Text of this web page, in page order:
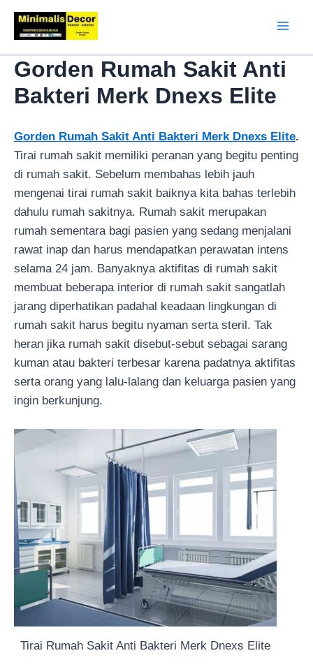
Lewati
Gorden Rumah Sakit Anti
Bakteri Merk Dnexs Elite
Gorden Rumah Sakit Anti Bakteri Merk Dnexs Elite.
Tirai rumah sakit memiliki peranan yang begitu penting
di rumah sakit. Sebelum membahas lebih jauh
mengenai tirai rumah sakit baiknya kita bahas terlebih
dahulu rumah sakitnya. Rumah sakit merupakan
rumah sementara bagi pasien yang sedang menjalani
rawat inap dan harus mendapatkan perawatan intens
selama 24 jam. Banyaknya aktifitas di rumah sakit
membuat beberapa interior di rumah sakit sangatlah
jarang diperhatikan padahal keadaan lingkungan di
rumah sakit harus begitu nyaman serta steril. Tak
heran jika rumah sakit disebut-sebut sebagai sarang
kuman atau bakteri terbesar karena padatnya aktifitas
serta orang yang lalu-lalang dan keluarga pasien yang
ingin berkunjung.
Tirai Rumah Sakit Anti Bakteri Merk Dnexs Elite